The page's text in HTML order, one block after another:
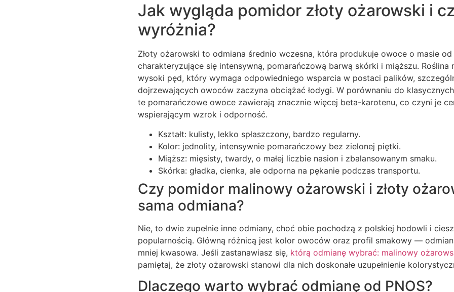
Jak wygląda pomidor złoty ożarowski i
wyróżnia?
Złoty ożarowski to odmiana średnio wczesna, która produkuje owoce o masie
charakteryzujące się intensywną, pomarańczową barwą skórki i miąższu. Roślina
wysoki pęd, który wymaga odpowiedniego wsparcia w postaci palików,
dojrzewających owoców zaczyna obciążać łodygi. W porównaniu do
te pomarańczowe owoce zawierają znacznie więcej beta-karotenu, co czyni je
wspierającym wzrok i odporność.
Kształt: kulisty, lekko spłaszczony, bardzo regularny.
Kolor: jednolity, intensywnie pomarańczowy bez zielonej piętki.
Miąższ: mięsisty, twardy, o małej liczbie nasion i zbalansowanym smaku.
Skórka: gładka, cienka, ale odporna na pękanie podczas transportu.
Czy pomidor malinowy ożarowski i złoty
sama odmiana?
Nie, to dwie zupełnie inne odmiany, choć obie pochodzą z polskiej hodowli i
popularnością. Główną różnicą jest kolor owoców oraz profil smakowy —
mniej kwasowa. Jeśli zastanawiasz się, którą odmianę wybrać: malinowy
pamiętaj, że złoty ożarowski stanowi dla nich doskonałe uzupełnienie
Dlaczego warto wybrać odmianę od PNOS?